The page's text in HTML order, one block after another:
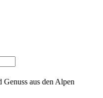
aus den Alpen